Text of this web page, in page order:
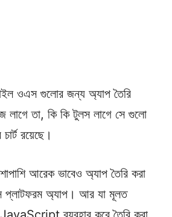
ওএস গুলোর জন্য অ্যাপ তৈরি
লাগে তা, কি কি টুলস লাগে সে গুলো
রয়েছে।
আরেক ভাবেও অ্যাপ তৈরি করা
প্লাটফরম অ্যাপ। আর যা মূলত